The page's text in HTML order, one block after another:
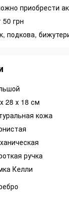
приобрести
50 грн
подкова,
28 х 18 см
кожа
ручка
Келли